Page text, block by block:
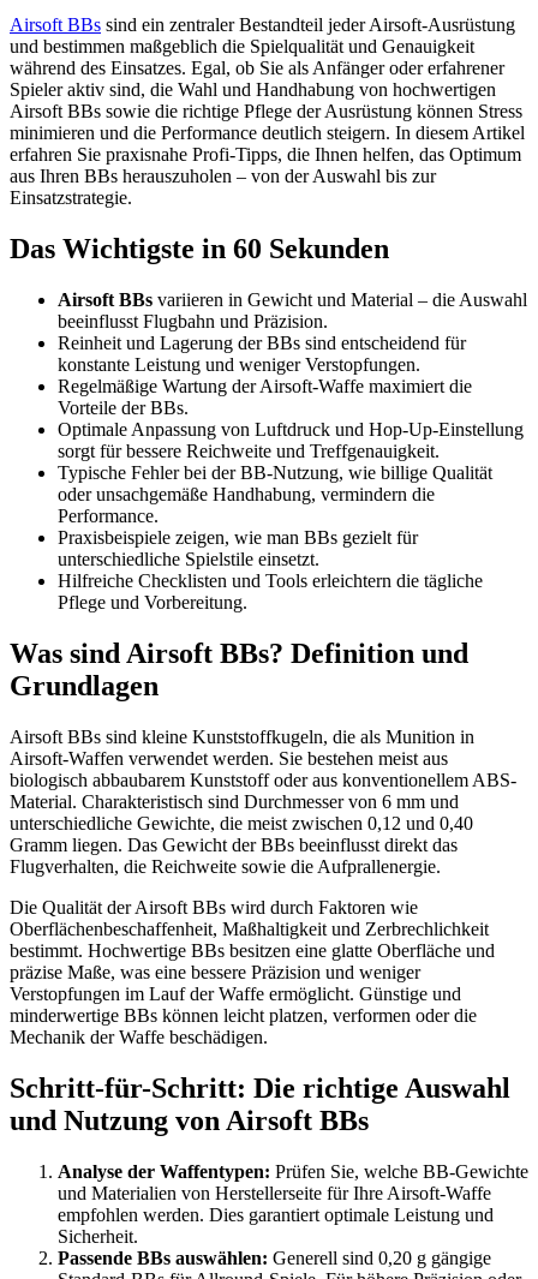
Airsoft BBs sind ein zentraler Bestandteil jeder Airsoft-Ausrüstung
und bestimmen maßgeblich die Spielqualität und Genauigkeit
während des Einsatzes. Egal, ob Sie als Anfänger oder erfahrener
Spieler aktiv sind, die Wahl und Handhabung von hochwertigen
Airsoft BBs sowie die richtige Pflege der Ausrüstung können Stress
minimieren und die Performance deutlich steigern. In diesem Artikel
erfahren Sie praxisnahe Profi-Tipps, die Ihnen helfen, das Optimum
aus Ihren BBs herauszuholen – von der Auswahl bis zur
Einsatzstrategie.
Das Wichtigste in 60 Sekunden
Airsoft BBs variieren in Gewicht und Material – die Auswahl
beeinflusst Flugbahn und Präzision.
Reinheit und Lagerung der BBs sind entscheidend für
konstante Leistung und weniger Verstopfungen.
Regelmäßige Wartung der Airsoft-Waffe maximiert die
Vorteile der BBs.
Optimale Anpassung von Luftdruck und Hop-Up-Einstellung
sorgt für bessere Reichweite und Treffgenauigkeit.
Typische Fehler bei der BB-Nutzung, wie billige Qualität
oder unsachgemäße Handhabung, vermindern die
Performance.
Praxisbeispiele zeigen, wie man BBs gezielt für
unterschiedliche Spielstile einsetzt.
Hilfreiche Checklisten und Tools erleichtern die tägliche
Pflege und Vorbereitung.
Was sind Airsoft BBs? Definition und
Grundlagen
Airsoft BBs sind kleine Kunststoffkugeln, die als Munition in
Airsoft-Waffen verwendet werden. Sie bestehen meist aus
biologisch abbaubarem Kunststoff oder aus konventionellem ABS-
Material. Charakteristisch sind Durchmesser von 6 mm und
unterschiedliche Gewichte, die meist zwischen 0,12 und 0,40
Gramm liegen. Das Gewicht der BBs beeinflusst direkt das
Flugverhalten, die Reichweite sowie die Aufprallenergie.
Die Qualität der Airsoft BBs wird durch Faktoren wie
Oberflächenbeschaffenheit, Maßhaltigkeit und Zerbrechlichkeit
bestimmt. Hochwertige BBs besitzen eine glatte Oberfläche und
präzise Maße, was eine bessere Präzision und weniger
Verstopfungen im Lauf der Waffe ermöglicht. Günstige und
minderwertige BBs können leicht platzen, verformen oder die
Mechanik der Waffe beschädigen.
Schritt-für-Schritt: Die richtige Auswahl
und Nutzung von Airsoft BBs
Analyse der Waffentypen: Prüfen Sie, welche BB-Gewichte
und Materialien von Herstellerseite für Ihre Airsoft-Waffe
empfohlen werden. Dies garantiert optimale Leistung und
Sicherheit.
Passende BBs auswählen: Generell sind 0,20 g gängige